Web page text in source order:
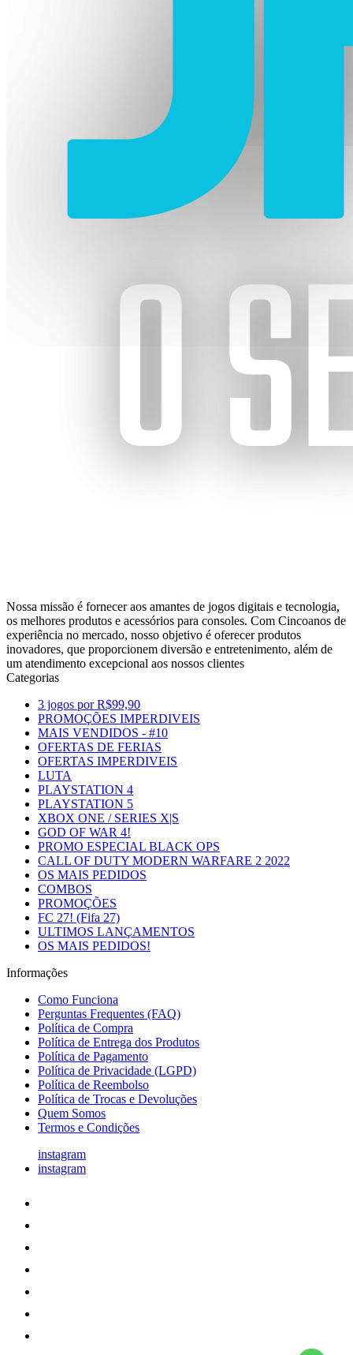
Nossa missão é fornecer aos amantes de jogos digitais e tecnologia,
os melhores produtos e acessórios para consoles. Com Cincoanos de
experiência no mercado, nosso objetivo é oferecer produtos
inovadores, que proporcionem diversão e entretenimento, além de
um atendimento excepcional aos nossos clientes
Categorias
3 jogos por R$99,90
PROMOÇÕES IMPERDIVEIS
MAIS VENDIDOS - #10
OFERTAS DE FERIAS
OFERTAS IMPERDIVEIS
LUTA
PLAYSTATION 4
PLAYSTATION 5
XBOX ONE / SERIES X|S
GOD OF WAR 4!
PROMO ESPECIAL BLACK OPS
CALL OF DUTY MODERN WARFARE 2 2022
OS MAIS PEDIDOS
COMBOS
PROMOÇÕES
FC 27! (Fifa 27)
ULTIMOS LANÇAMENTOS
OS MAIS PEDIDOS!
Informações
Como Funciona
Perguntas Frequentes (FAQ)
Política de Compra
Política de Entrega dos Produtos
Política de Pagamento
Política de Privacidade (LGPD)
Política de Reembolso
Política de Trocas e Devoluções
Quem Somos
Termos e Condições
instagram
instagram